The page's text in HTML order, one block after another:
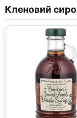
Кленовий